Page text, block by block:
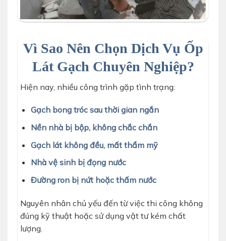
Vì Sao Nên Chọn Dịch Vụ Ốp
Lát Gạch Chuyên Nghiệp?
Hiện nay, nhiều công trình gặp tình trạng:
Gạch bong tróc sau thời gian ngắn
Nền nhà bị bộp, không chắc chắn
Gạch lát không đều, mất thẩm mỹ
Nhà vệ sinh bị đọng nước
Đường ron bị nứt hoặc thấm nước
Nguyên nhân chủ yếu đến từ việc thi công không
đúng kỹ thuật hoặc sử dụng vật tư kém chất
lượng.